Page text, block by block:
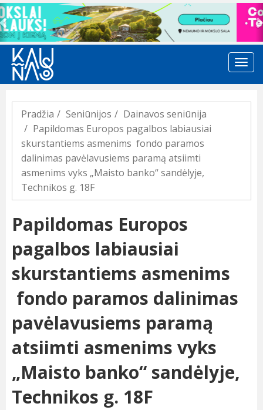
Previous
Pradžia Seniūnijos
Dainavos seniūnija
Papildomas Europos pagalbos labiausiai
skurstantiems asmenims fondo paramos
dalinimas pavėlavusiems paramą atsiimti
asmenims vyks „Maisto banko“ sandėlyje,
Technikos g. 18F
Papildomas Europos
pagalbos labiausiai
skurstantiems asmenims
fondo paramos dalinimas
pavėlavusiems paramą
atsiimti asmenims vyks
„Maisto banko“ sandėlyje,
Technikos g. 18F